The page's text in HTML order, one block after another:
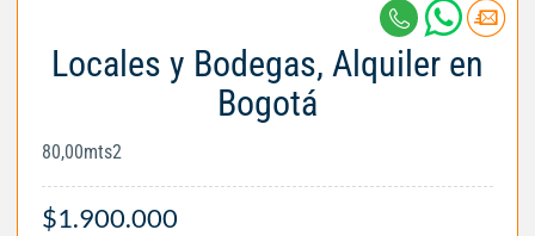
Locales y Bodegas, Alquiler en
Bogotá
80,00mts2
$1.900.000